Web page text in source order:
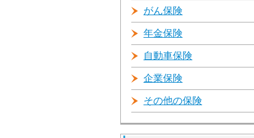
がん保険
年金保険
自動車保険
企業保険
その他の保険